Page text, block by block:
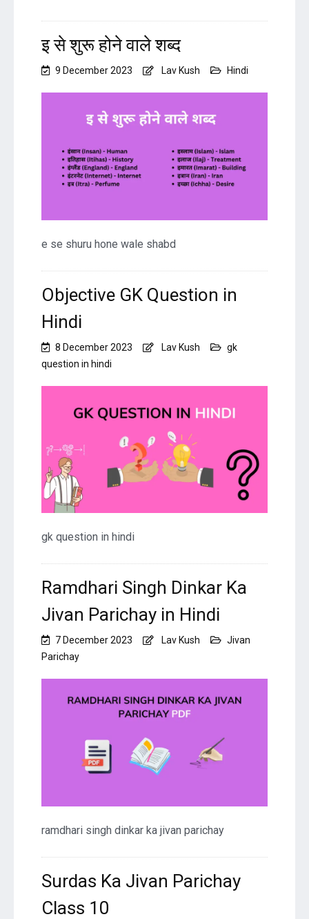
इ से शुरू होने वाले शब्द
9 December 2023 Lav Kush Hindi
e se shuru hone wale shabd
Objective GK Question in
Hindi
8 December 2023 Lav Kush
gk
question in hindi
gk question in hindi
Ramdhari Singh Dinkar Ka
Jivan Parichay in Hindi
7 December 2023 Lav Kush
Jivan
Parichay
ramdhari singh dinkar ka jivan parichay
Surdas Ka Jivan Parichay
Class 10